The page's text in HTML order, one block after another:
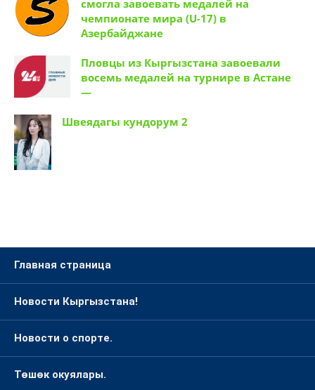
смогла завоевать медалей на
чемпионате мира (U-17) в
Азербайджане
Пловцы из Кыргызстана завоевали
восемь медалей на турнире в Астане
—
Швеядагы кундорум 2
Главная страница
Новости Кыргызстана!
Новости о спорте.
Төшөк окуялары.